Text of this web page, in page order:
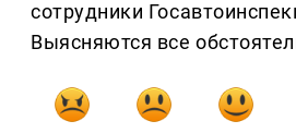
сотрудники
Выясняются все